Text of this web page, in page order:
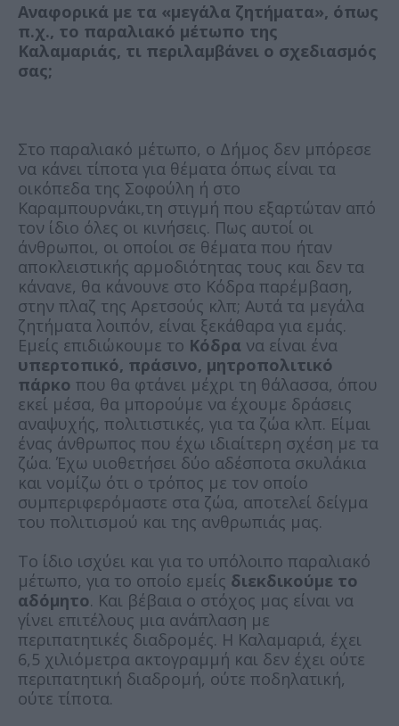
Αναφορικά με τα «μεγάλα ζητήματα», όπως
π.χ., το παραλιακό μέτωπο της
Καλαμαριάς, τι περιλαμβάνει ο σχεδιασμός
σας;
Στο παραλιακό μέτωπο, ο Δήμος δεν μπόρεσε
να κάνει τίποτα για θέματα όπως είναι τα
οικόπεδα της Σοφούλη ή στο
Καραμπουρνάκι,τη στιγμή που εξαρτώταν από
τον ίδιο όλες οι κινήσεις. Πως αυτοί οι
άνθρωποι, οι οποίοι σε θέματα που ήταν
αποκλειστικής αρμοδιότητας τους και δεν τα
κάνανε, θα κάνουνε στο Κόδρα παρέμβαση,
στην πλαζ της Αρετσούς κλπ; Αυτά τα μεγάλα
ζητήματα λοιπόν, είναι ξεκάθαρα για εμάς.
Εμείς επιδιώκουμε το Κόδρα να είναι ένα
υπερτοπικό, πράσινο, μητροπολιτικό
πάρκο που θα φτάνει μέχρι τη θάλασσα, όπου
εκεί μέσα, θα μπορούμε να έχουμε δράσεις
αναψυχής, πολιτιστικές, για τα ζώα κλπ. Είμαι
ένας άνθρωπος που έχω ιδιαίτερη σχέση με τα
ζώα. Έχω υιοθετήσει δύο αδέσποτα σκυλάκια
και νομίζω ότι ο τρόπος με τον οποίο
συμπεριφερόμαστε στα ζώα, αποτελεί δείγμα
του πολιτισμού και της ανθρωπιάς μας.
Το ίδιο ισχύει και για το υπόλοιπο παραλιακό
μέτωπο, για το οποίο εμείς διεκδικούμε το
αδόμητο. Και βέβαια ο στόχος μας είναι να
γίνει επιτέλους μια ανάπλαση με
περιπατητικές διαδρομές. Η Καλαμαριά, έχει
6,5 χιλιόμετρα ακτογραμμή και δεν έχει ούτε
περιπατητική διαδρομή, ούτε ποδηλατική,
ούτε τίποτα.